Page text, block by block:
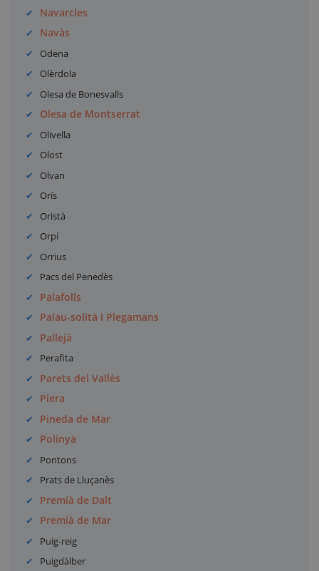
Navarcles
Navàs
Odena
Olèrdola
Olesa de Bonesvalls
Olesa de Montserrat
Olivella
Olost
Olvan
Orís
Oristà
Orpí
Orrius
Pacs del Penedès
Palafolls
Palau-solità i Plegamans
Pallejà
Perafita
Parets del Vallès
Piera
Pineda de Mar
Polinyà
Pontons
Prats de Lluçanès
Premià de Dalt
Premià de Mar
Puig-reig
Puigdàlber